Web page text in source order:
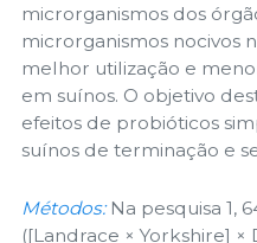
microrganismos dos
microrganismos nocivos
melhor utilização e
em suínos. O objetivo
efeitos de probióticos
suínos de terminação e
Métodos: Na pesquisa 1,
([Landrace × Yorkshire]